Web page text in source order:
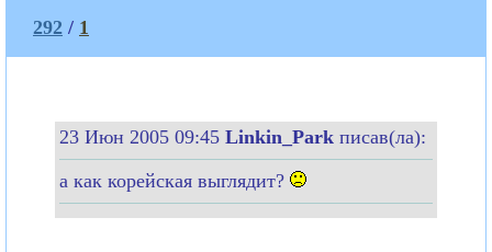
292 / 1
23 Июн 2005 09:45 Linkin_Park писав(ла):
а как корейская выглядит?